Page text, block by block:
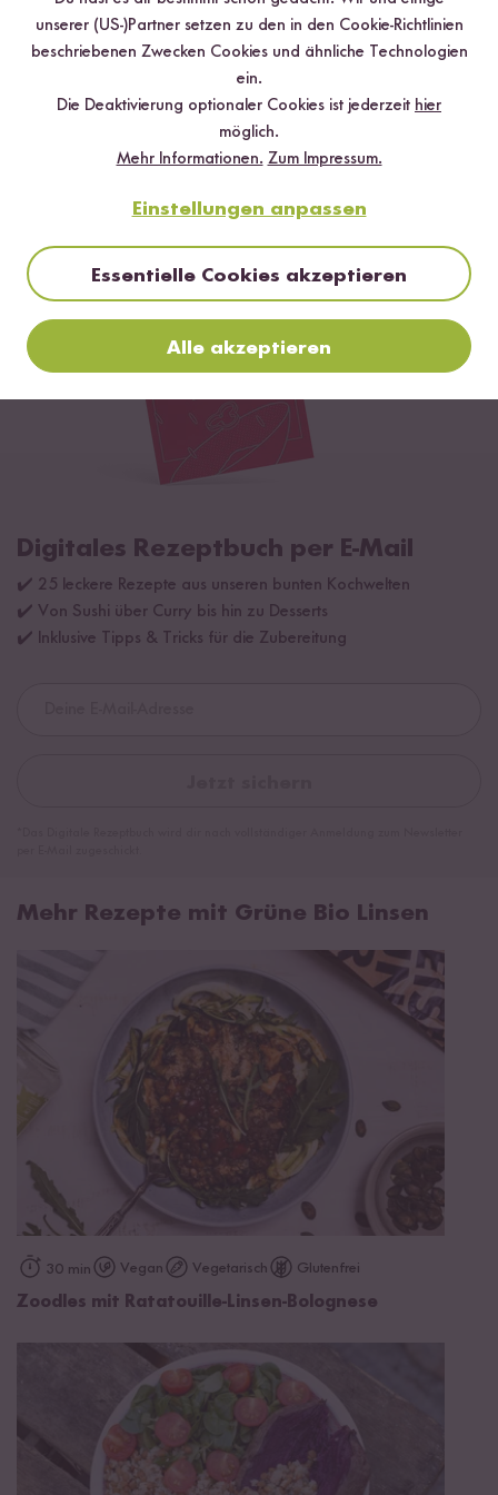
Loading...
Knoblauch Chili
Digitales Rezeptbuch per E-Mail
✔️ 25 leckere Rezepte aus unseren bunten Kochwelten
✔️ Von Sushi über Curry bis hin zu Desserts
✔️ Inklusive Tipps & Tricks für die Zubereitung
Mehr Rezepte mit Grüne Bio Linsen
30 min Vegan Vegetarisch Glutenfrei
Zoodles mit Ratatouille-Linsen-Bolognese
unserer (US-)Partner setzen zu den in den Cookie-Richtlinien
beschriebenen Zwecken Cookies und ähnliche Technologien
ein.
Die Deaktivierung optionaler Cookies ist jederzeit hier
möglich.
Mehr Informationen. Zum Impressum.
Einstellungen anpassen
Essentielle Cookies akzeptieren
Alle akzeptieren